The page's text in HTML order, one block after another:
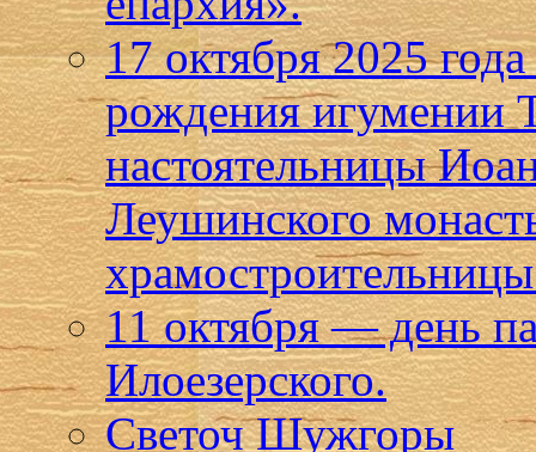
17 октября 2025
рождения игумении
настоятельницы
Леушинского
11 октября — день
Илоезерского.
Светоч Шужгоры